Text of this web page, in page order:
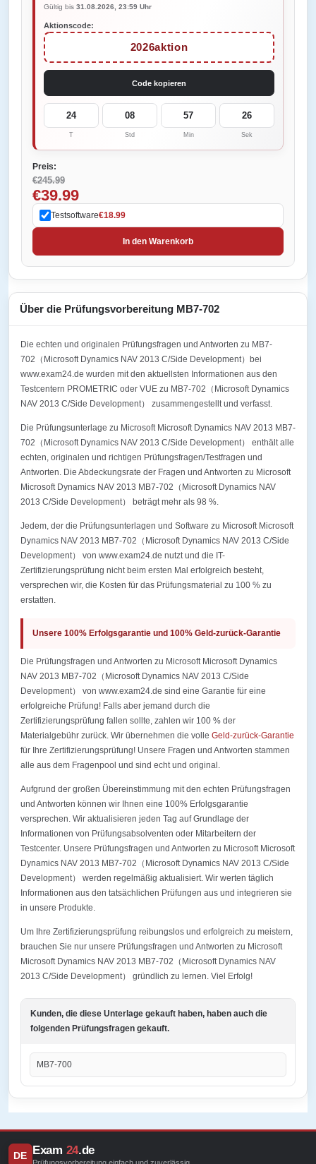
Gültig bis 31.08.2026, 23:59 Uhr
Aktionscode:
2026aktion
Code kopieren
24
T
08
Std
57
Min
26
Sek
Preis:
€245.99
€39.99
Testsoftware€18.99
In den Warenkorb
Über die Prüfungsvorbereitung MB7-702
Die echten und originalen Prüfungsfragen und Antworten zu MB7-
702（Microsoft Dynamics NAV 2013 C/Side Development）bei
www.exam24.de wurden mit den aktuellsten Informationen aus den
Testcentern PROMETRIC oder VUE zu MB7-702（Microsoft Dynamics
NAV 2013 C/Side Development） zusammengestellt und verfasst.
Die Prüfungsunterlage zu Microsoft Microsoft Dynamics NAV 2013 MB7-
702（Microsoft Dynamics NAV 2013 C/Side Development） enthält alle
echten, originalen und richtigen Prüfungsfragen/Testfragen und
Antworten. Die Abdeckungsrate der Fragen und Antworten zu Microsoft
Microsoft Dynamics NAV 2013 MB7-702（Microsoft Dynamics NAV
2013 C/Side Development） beträgt mehr als 98 %.
Jedem, der die Prüfungsunterlagen und Software zu Microsoft Microsoft
Dynamics NAV 2013 MB7-702（Microsoft Dynamics NAV 2013 C/Side
Development） von www.exam24.de nutzt und die IT-
Zertifizierungsprüfung nicht beim ersten Mal erfolgreich besteht,
versprechen wir, die Kosten für das Prüfungsmaterial zu 100 % zu
erstatten.
Unsere 100% Erfolgsgarantie und 100% Geld-zurück-Garantie
Die Prüfungsfragen und Antworten zu Microsoft Microsoft Dynamics
NAV 2013 MB7-702（Microsoft Dynamics NAV 2013 C/Side
Development） von www.exam24.de sind eine Garantie für eine
erfolgreiche Prüfung! Falls aber jemand durch die
Zertifizierungsprüfung fallen sollte, zahlen wir 100 % der
Materialgebühr zurück. Wir übernehmen die volle Geld-zurück-Garantie
für Ihre Zertifizierungsprüfung! Unsere Fragen und Antworten stammen
alle aus dem Fragenpool und sind echt und original.
Aufgrund der großen Übereinstimmung mit den echten Prüfungsfragen
und Antworten können wir Ihnen eine 100% Erfolgsgarantie
versprechen. Wir aktualisieren jeden Tag auf Grundlage der
Informationen von Prüfungsabsolventen oder Mitarbeitern der
Testcenter. Unsere Prüfungsfragen und Antworten zu Microsoft Microsoft
Dynamics NAV 2013 MB7-702（Microsoft Dynamics NAV 2013 C/Side
Development） werden regelmäßig aktualisiert. Wir werten täglich
Informationen aus den tatsächlichen Prüfungen aus und integrieren sie
in unsere Produkte.
Um Ihre Zertifizierungsprüfung reibungslos und erfolgreich zu meistern,
brauchen Sie nur unsere Prüfungsfragen und Antworten zu Microsoft
Microsoft Dynamics NAV 2013 MB7-702（Microsoft Dynamics NAV
2013 C/Side Development） gründlich zu lernen. Viel Erfolg!
Kunden, die diese Unterlage gekauft haben, haben auch die
folgenden Prüfungsfragen gekauft.
MB7-700
DE Exam 24.de
Prüfungsvorbereitung einfach und zuverlässig